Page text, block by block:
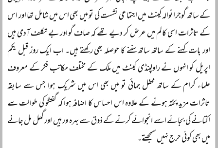
کے ساتھ گوجرانوالہ کینٹ میں اجتماعی نشست کی تو میں بھی اس میں شامل تھا اور اس
کے تاثرات اسی کالم میں عرض کر دیے تھے کہ صاف گو اور بے تکلف آدمی ہیں
اور بات کہنے کے ساتھ ساتھ سننے کا حوصلہ بھی رکھتے ہیں۔ اب ایک روز قبل یکم
اپریل کو انہوں نے راولپنڈی کینٹ میں ملک کے مختلف مکاتب فکر کے معروف
علماء کرام کے ساتھ محفل جمائی تو میں بھی اس میں شریک ہوا جس سے سابقہ
تاثرات مزید پختہ ہونے کے علاوہ اس احساس کا اضافہ ہوا کہ گفتگو کی طوالت سے
اکتانے کی بجائے اسے انجوائے کرنے کے ذوق سے بہرہ ور ہیں اور گھل مل جانے
میں بھی کوئی حرج نہیں سمجھتے۔